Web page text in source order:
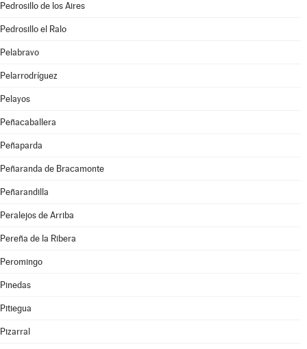
Pedrosillo de los Aires
Pedrosillo el Ralo
Pelabravo
Pelarrodríguez
Pelayos
Peñacaballera
Peñaparda
Peñaranda de Bracamonte
Peñarandilla
Peralejos de Arriba
Pereña de la Ribera
Peromingo
Pinedas
Pitiegua
Pizarral